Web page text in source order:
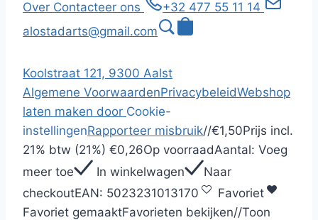
Over Contacteer ons
+32 477 55 11 14
alostadarts@gmail.com
Koolstraat 121, 9300 Aalst
Algemene VoorwaardenPrivacybeleidWebshop
laten maken door Cookie-
instellingenRapporteer misbruik//€1,50Prijs incl.
21% btw (21%) €0,26Op voorraadAantal: Voeg
meer toe
In winkelwagen
Naar
checkoutEAN: 5023231013170
Favoriet
Favoriet gemaaktFavorieten bekijken//Toon